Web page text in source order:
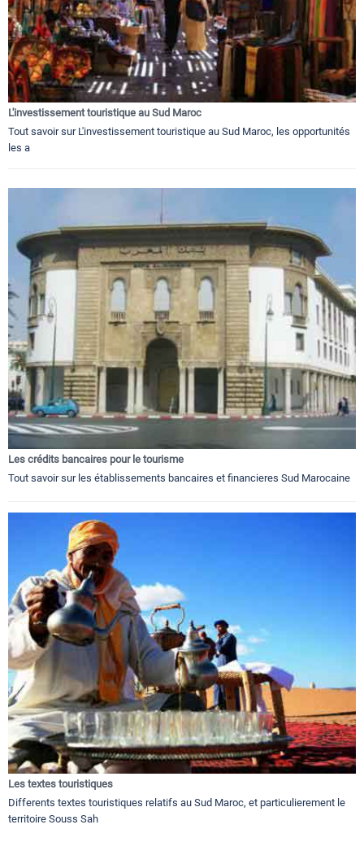
L'investissement touristique au Sud Maroc
Tout savoir sur L'investissement touristique au Sud Maroc, les opportunités
les a
Les crédits bancaires pour le tourisme
Tout savoir sur les établissements bancaires et financieres Sud Marocaine
Les textes touristiques
Differents textes touristiques relatifs au Sud Maroc, et particulierement le
territoire Souss Sah